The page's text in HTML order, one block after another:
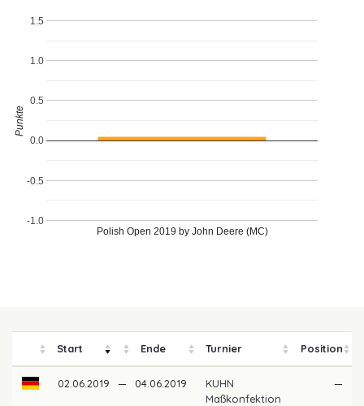
Polish Open 2019 by John Deere (MC)
-1.0
-0.5
0.0
0.5
1.0
1.5
Punkte
Start Ende Turnier Position
02.06.2019 — 04.06.2019
KUHN
Maßkonfektion
—